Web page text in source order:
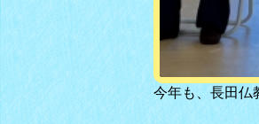
今年も、長田仏